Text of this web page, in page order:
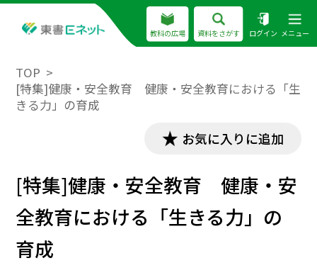
教科の広場 資料をさがす ログイン メニュー
TOP
[特集]健康・安全教育 健康・安全教育における「生
きる力」の育成
お気に入りに追加
[特集]健康・安全教育 健康・安
全教育における「生きる力」の
育成